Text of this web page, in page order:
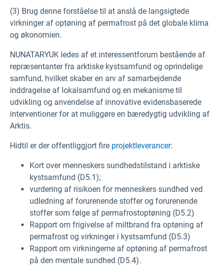
(3) Brug denne forståelse til at anslå de langsigtede
virkninger af optøning af permafrost på det globale klima
og økonomien.
NUNATARYUK ledes af et interessentforum bestående af
repræsentanter fra arktiske kystsamfund og oprindelige
samfund, hvilket skaber en arv af samarbejdende
inddragelse af lokalsamfund og en mekanisme til
udvikling og anvendelse af innovative evidensbaserede
interventioner for at muliggøre en bæredygtig udvikling af
Arktis.
Hidtil er der offentliggjort fire projektleverancer:
Kort over menneskers sundhedstilstand i arktiske
kystsamfund (D5.1);
vurdering af risikoen for menneskers sundhed ved
udledning af forurenende stoffer og forurenende
stoffer som følge af permafrostoptøning (D5.2)
Rapport om frigivelse af miltbrand fra optøning af
permafrost og virkninger i kystsamfund (D5.3)
Rapport om virkningerne af optøning af permafrost
på den mentale sundhed (D5.4).